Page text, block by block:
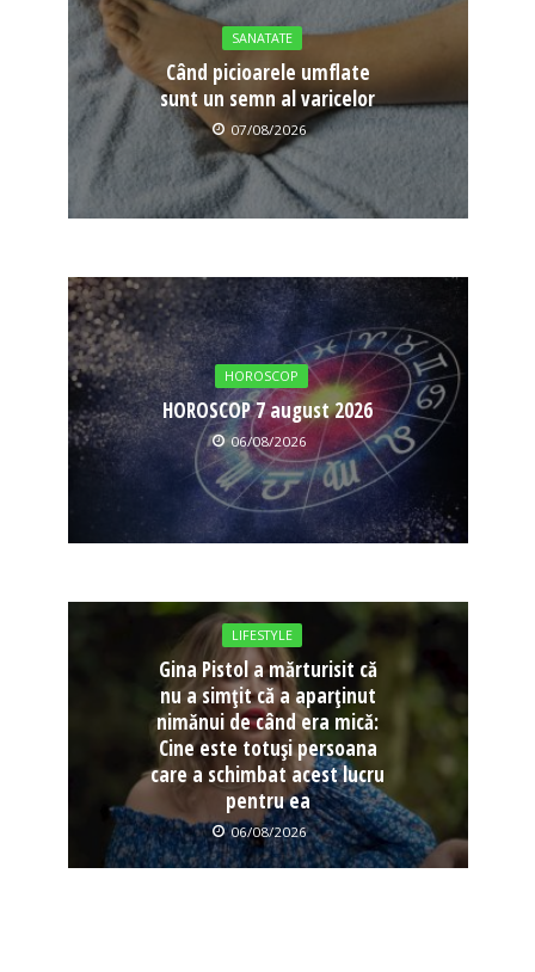
SANATATE
Când picioarele umflate
sunt un semn al varicelor
07/08/2026
HOROSCOP
HOROSCOP 7 august 2026
06/08/2026
LIFESTYLE
Gina Pistol a mărturisit că
nu a simțit că a aparținut
nimănui de când era mică:
Cine este totuși persoana
care a schimbat acest lucru
pentru ea
06/08/2026